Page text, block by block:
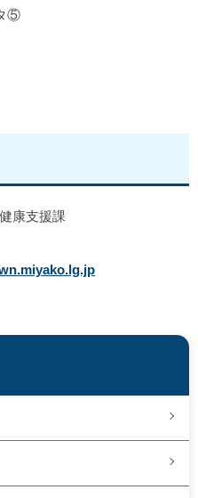
⑤
康支援課